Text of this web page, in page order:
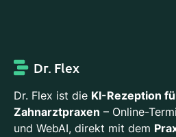
Dr. Flex
Dr. Flex ist die KI-Rezeption
Zahnarztpraxen – Online-
und WebAI, direkt mit dem